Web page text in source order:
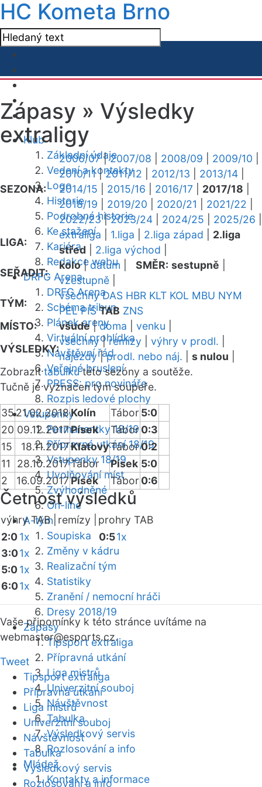
HC Kometa Brno
Klub
Základní údaje
Vedení a kontakty
Logo
Historie
Podrobná historie
Ke stažení
Kariéra
Redakce webu
DRFG Arena
DRFG Arena
Schéma tribun
Plánek areny
Virtuální prohlídka
Návštěvní řád
Veřejné bruslení
PRESS: pro novináře
Rozpis ledové plochy
Vstupenky
Permanentky 18/19
Přípravná utkání 18/19
Vstupenky 18/19
Uvolňování míst
Zvýhodněné
On-line
A-tým
Soupiska
Změny v kádru
Realizační tým
Statistiky
Zranění / nemocní hráči
Dresy 2018/19
Zápasy
Tipsport extraliga
Přípravná utkání
Liga mistrů
Univerzitní souboj
Návštěvnost
Tabulka
Výsledkový servis
Rozlosování a info
Mládež
Kontakty a informace
Zápasy » Výsledky
extraligy
SEZONA:
2006/07|2007/08 2008/09 2009/10
2010/11|2011/12 2012/13 2013/14
2014/15
2015/16 2016/17 2017/18
2018/19
2019/20 2020/21 2021/22
2022/23|2023/24 2024/25 2025/26
LIGA:
extraliga 1.liga 2.liga západ
2.liga
střed
2.liga východ
SEŘADIT:
kolo|datum SMĚR: sestupně
vzestupně
TÝM:
všechny DAS HBR KLT KOL MBU NYM
PEL PIS TAB ZNS
MÍSTO:
všude|doma venku
VÝSLEDKY:
všechny|remízy výhry v prodl.
nájezdy|prodl. nebo náj. s nulou
Zobrazittabulkutéto sezóny a soutěže.
Tučně je vyznačen tým soupeře.
3521.02.2018Kolín Tábor 5:0
20 09.12.2017Písek Tábor 0:3
15
18.11.2017KlatovyTábor0:2
11
28.10.2017Tábor Písek 5:0
2
16.09.2017 Písek Tábor 0:6
Četnost výsledků
výhry TAB | remízy |
prohry TAB
2:01x
3:01x
5:01x
6:01x
0:51x
Vaše připomínky k této stránce uvítáme na
webmaster@esports.cz.
Tweet
Tipsport extraliga
Přípravná utkání
Liga mistrů
Univerzitní souboj
Návštěvnost
Tabulka
Výsledkový servis
Rozlosování a info